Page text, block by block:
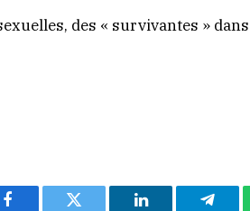
des « survivantes »